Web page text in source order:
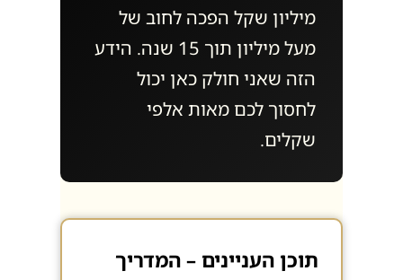
מיליון שקל הפכה לחוב של
מעל מיליון תוך 15 שנה. הידע
הזה שאני חולק כאן יכול
לחסוך לכם מאות אלפי
שקלים.
תוכן העניינים – המדריך